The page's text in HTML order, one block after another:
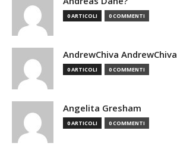
0 ARTICOLI 0 COMMENTI
AndrewChiva AndrewChiva
0 ARTICOLI 0 COMMENTI
Angelita Gresham
0 ARTICOLI 0 COMMENTI